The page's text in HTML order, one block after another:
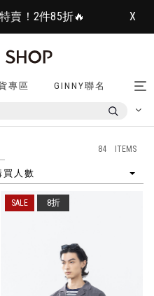
賣！2件85折🔥 X
專區 GINNY聯名
84 ITEMS
買人數
8折